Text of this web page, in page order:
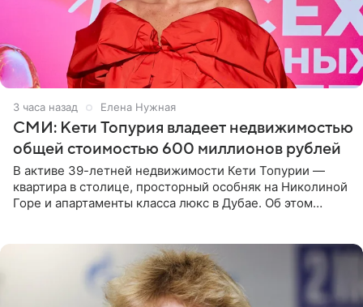
3 часа назад Елена Нужная
СМИ: Кети Топурия владеет недвижимостью
общей стоимостью 600 миллионов рублей
В активе 39-летней недвижимости Кети Топурии —
квартира в столице, просторный особняк на Николиной
Горе и апартаменты класса люкс в Дубае. Об этом